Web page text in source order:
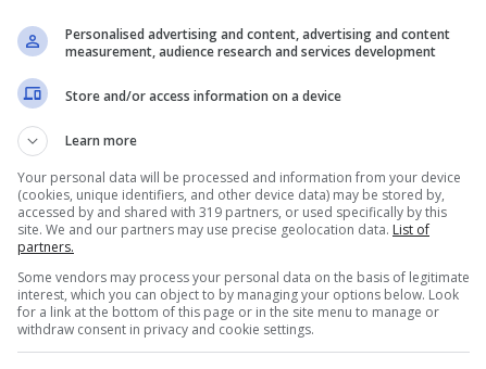
di Piazza Affari che da
più del 20%!
ricco manipolo di titoli in rialzo non solo a
davvero lusinghieri. Di chi stiamo
si tratta di:
Personalised advertising and content, advertising and content
measurement, audience research and services development
Store and/or access information on a device
Learn more
Your personal data will be processed and information from your device
(cookies, unique identifiers, and other device data) may be stored by,
accessed by and shared with 319 partners, or used specifically by this
site. We and our partners may use precise geolocation data. List of
partners.
Some vendors may process your personal data on the basis of legitimate
interest, which you can object to by managing your options below. Look
for a link at the bottom of this page or in the site menu to manage or
withdraw consent in privacy and cookie settings.